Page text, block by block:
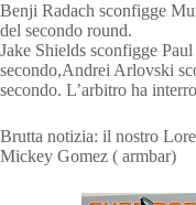
Benji Radach sconfigge
del secondo round.
Jake Shields sconfigge
secondo,Andrei Arlovski
secondo. L’arbitro ha
Brutta notizia: il nostro
Mickey Gomez ( armbar)